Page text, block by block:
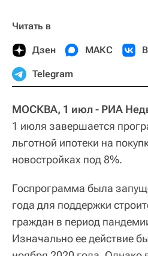
Читать в
Дзен МАКС
Telegram
МОСКВА, 1 июл - РИА
1 июля завершается
льготной ипотеки на
новостройках под 8%.
Госпрограмма была
года для поддержки
граждан в период
Изначально ее действие